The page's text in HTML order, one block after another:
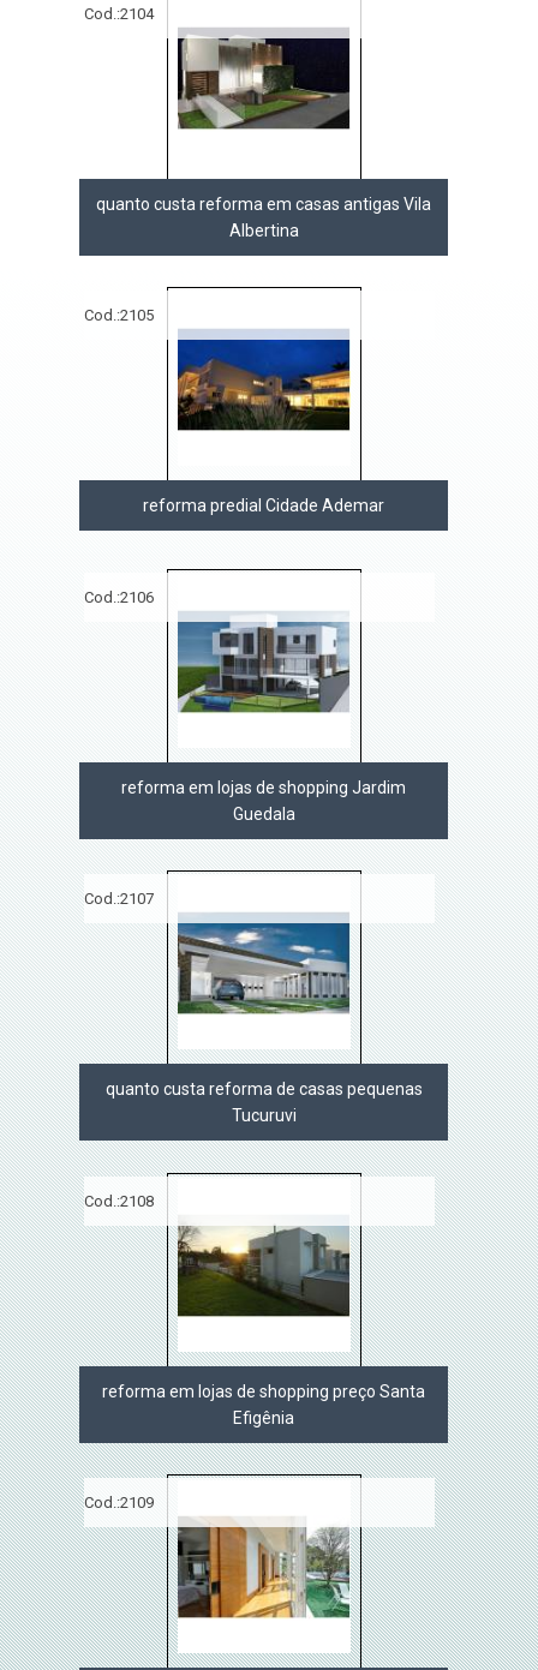
Cod.:2104
quanto custa reforma em casas antigas Vila
Albertina
Cod.:2105
reforma predial Cidade Ademar
Cod.:2106
reforma em lojas de shopping Jardim
Guedala
Cod.:2107
quanto custa reforma de casas pequenas
Tucuruvi
Cod.:2108
reforma em lojas de shopping preço Santa
Efigênia
Cod.:2109